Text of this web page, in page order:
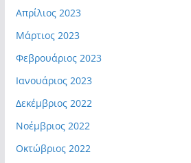
Απρίλιος 2023
Μάρτιος 2023
Φεβρουάριος 2023
Ιανουάριος 2023
Δεκέμβριος 2022
Νοέμβριος 2022
Οκτώβριος 2022